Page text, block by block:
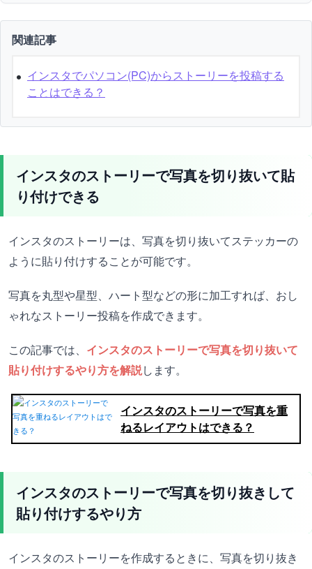
関連記事
インスタでパソコン(PC)からストーリーを投稿する
ことはできる？
インスタのストーリーで写真を切り抜いて貼
り付けできる
インスタのストーリーは、写真を切り抜いてステッカーの
ように貼り付けすることが可能です。
写真を丸型や星型、ハート型などの形に加工すれば、おし
ゃれなストーリー投稿を作成できます。
この記事では、 インスタのストーリーで写真を切り抜いて
貼り付けするやり方を解説します。
インスタのストーリーで写真を重
ねるレイアウトはできる？
インスタのストーリーで写真を切り抜きして
貼り付けするやり方
インスタのストーリーを作成するときに、写真を切り抜き